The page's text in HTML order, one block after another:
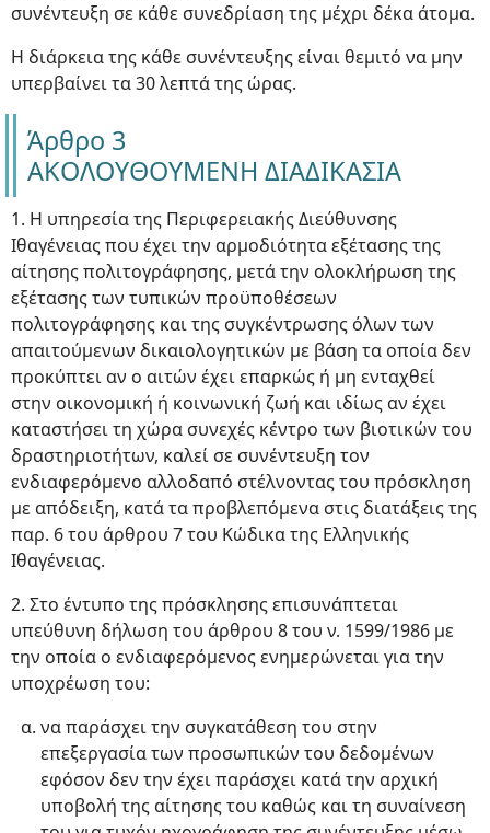
συνέντευξη σε κάθε συνεδρίαση της μέχρι δέκα άτομα.
Η διάρκεια της κάθε συνέντευξης είναι θεμιτό να μην
υπερβαίνει τα 30 λεπτά της ώρας.
Άρθρο 3
ΑΚΟΛΟΥΘΟΥΜΕΝΗ ΔΙΑΔΙΚΑΣΙΑ
1. Η υπηρεσία της Περιφερειακής Διεύθυνσης
Ιθαγένειας που έχει την αρμοδιότητα εξέτασης της
αίτησης πολιτογράφησης, μετά την ολοκλήρωση της
εξέτασης των τυπικών προϋποθέσεων
πολιτογράφησης και της συγκέντρωσης όλων των
απαιτούμενων δικαιολογητικών με βάση τα οποία δεν
προκύπτει αν ο αιτών έχει επαρκώς ή μη ενταχθεί
στην οικονομική ή κοινωνική ζωή και ιδίως αν έχει
καταστήσει τη χώρα συνεχές κέντρο των βιοτικών του
δραστηριοτήτων, καλεί σε συνέντευξη τον
ενδιαφερόμενο αλλοδαπό στέλνοντας του πρόσκληση
με απόδειξη, κατά τα προβλεπόμενα στις διατάξεις της
παρ. 6 του άρθρου 7 του Κώδικα της Ελληνικής
Ιθαγένειας.
2. Στο έντυπο της πρόσκλησης επισυνάπτεται
υπεύθυνη δήλωση του άρθρου 8 του ν. 1599/1986 με
την οποία ο ενδιαφερόμενος ενημερώνεται για την
υποχρέωση του:
να παράσχει την συγκατάθεση του στην
επεξεργασία των προσωπικών του δεδομένων
εφόσον δεν την έχει παράσχει κατά την αρχική
υποβολή της αίτησης του καθώς και τη συναίνεση